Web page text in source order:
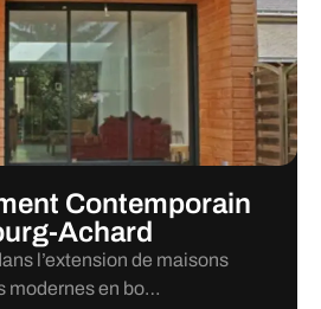
Contemporain
Achard
l’extension de maisons
modernes en bo…